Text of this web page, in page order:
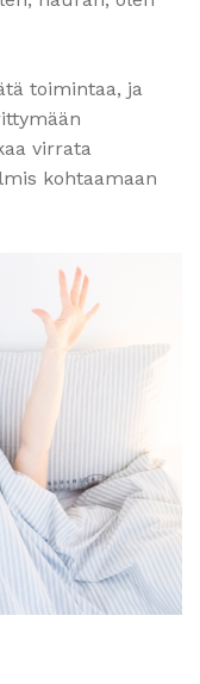
toimintaa, ja
virrata
kohtaamaan